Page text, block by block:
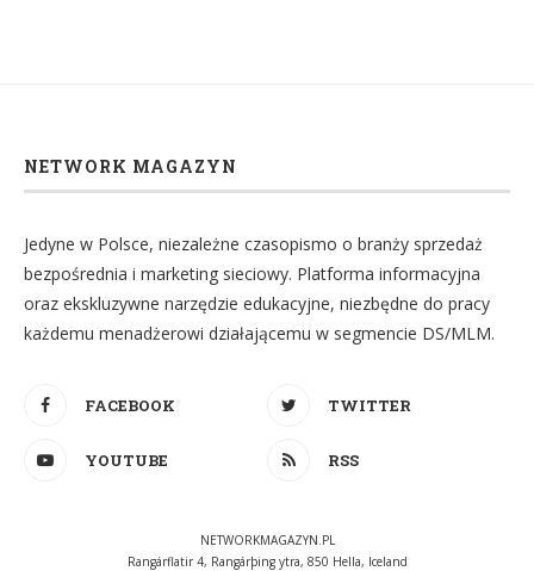
NETWORK MAGAZYN
Jedyne w Polsce, niezależne czasopismo o branży sprzedaż
bezpośrednia i marketing sieciowy. Platforma informacyjna
oraz ekskluzywne narzędzie edukacyjne, niezbędne do pracy
każdemu menadżerowi działającemu w segmencie DS/MLM.
FACEBOOK TWITTER
YOUTUBE RSS
NETWORKMAGAZYN.PL
Rangárflatir 4, Rangárþing ytra, 850 Hella, Iceland